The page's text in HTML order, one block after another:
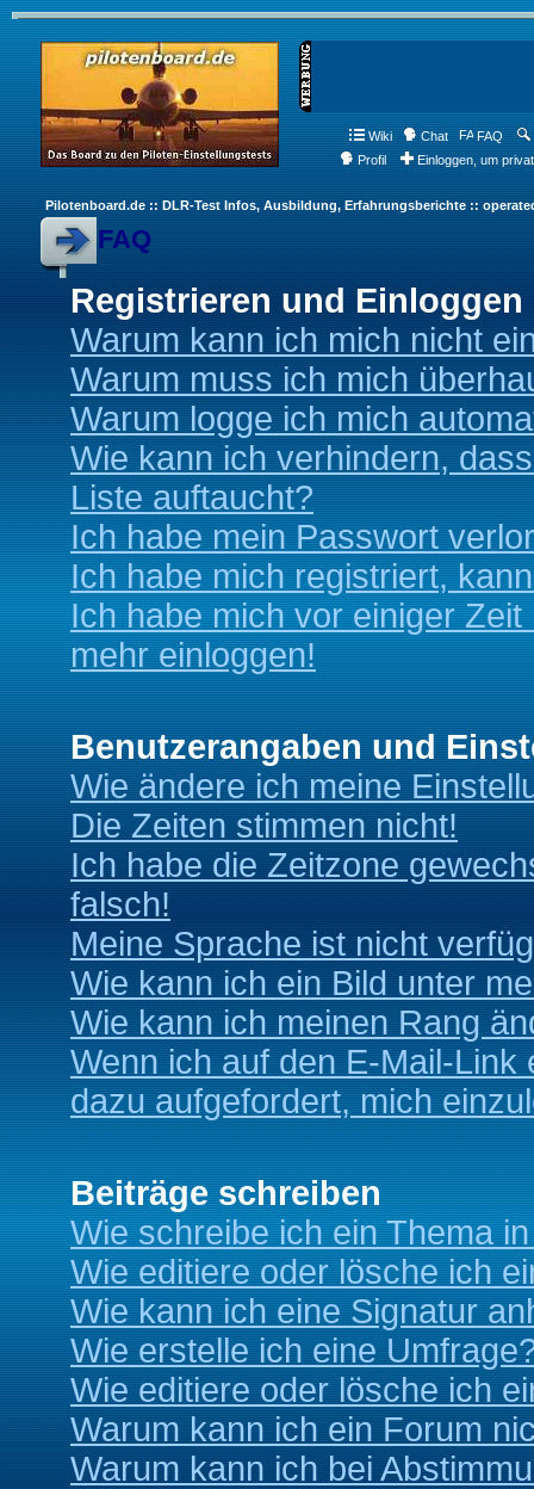
Wiki Chat FAQ
Profil
Einloggen, um
Pilotenboard.de :: DLR-Test Infos, Ausbildung, Erfahrungsberichte ::
FAQ
Registrieren und Einloggen
Warum kann ich mich nicht
Warum muss ich mich
Warum logge ich mich
Wie kann ich verhindern,
Liste auftaucht?
Ich habe mein Passwort
Ich habe mich registriert,
Ich habe mich vor einiger
mehr einloggen!
Benutzerangaben und
Wie ändere ich meine
Die Zeiten stimmen nicht!
Ich habe die Zeitzone
falsch!
Meine Sprache ist nicht
Wie kann ich ein Bild unter
Wie kann ich meinen Rang
Wenn ich auf den E-Mail-
dazu aufgefordert, mich
Beiträge schreiben
Wie schreibe ich ein Thema
Wie editiere oder lösche ich
Wie kann ich eine Signatur
Wie erstelle ich eine
Wie editiere oder lösche ich
Warum kann ich ein Forum
Warum kann ich bei